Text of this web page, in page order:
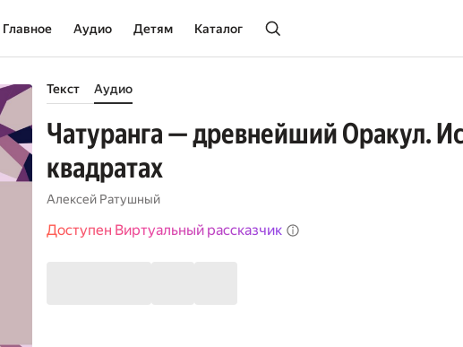
Главное Аудио Детям Каталог
Текст Аудио
Чатуранга — древнейший Оракул.
квадратах
Алексей Ратушный
Доступен Виртуальный рассказчик